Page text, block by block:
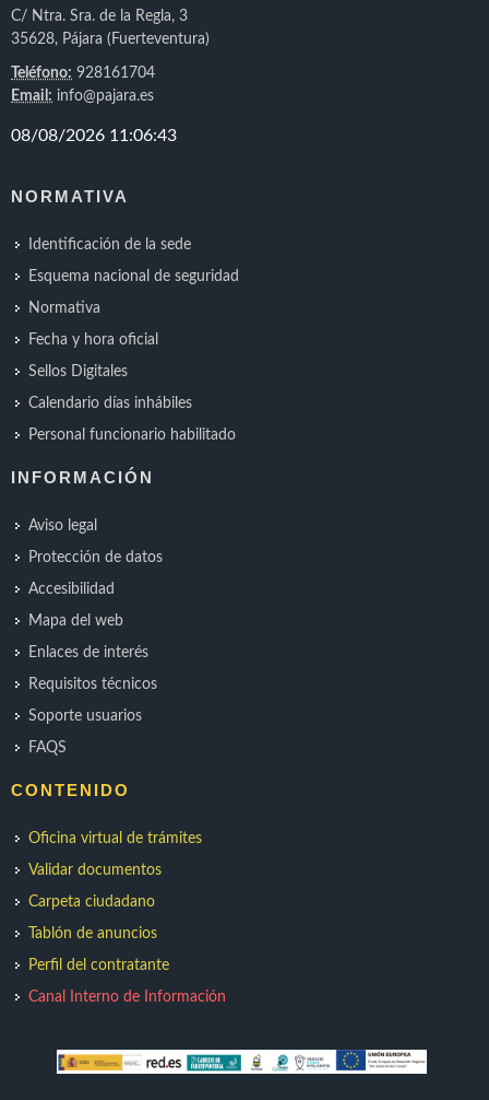
C/ Ntra. Sra. de la Regla, 3
35628, Pájara (Fuerteventura)
Teléfono: 928161704
Email: info@pajara.es
NORMATIVA
Identificación de la sede
Esquema nacional de seguridad
Normativa
Fecha y hora oficial
Sellos Digitales
Calendario días inhábiles
Personal funcionario habilitado
INFORMACIÓN
Aviso legal
Protección de datos
Accesibilidad
Mapa del web
Enlaces de interés
Requisitos técnicos
Soporte usuarios
FAQS
CONTENIDO
Oficina virtual de trámites
Validar documentos
Carpeta ciudadano
Tablón de anuncios
Perfil del contratante
Canal Interno de Información